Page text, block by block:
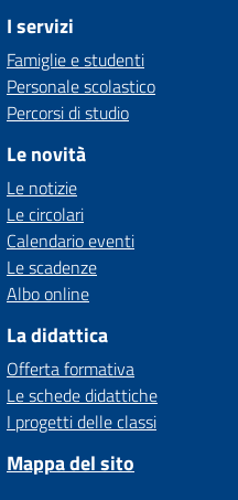
I servizi
Famiglie e studenti
Personale scolastico
Percorsi di studio
Le novità
Le notizie
Le circolari
Calendario eventi
Le scadenze
Albo online
La didattica
Offerta formativa
Le schede didattiche
I progetti delle classi
Mappa del sito